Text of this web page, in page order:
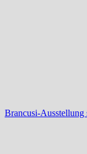
Brancusi-Ausstellung